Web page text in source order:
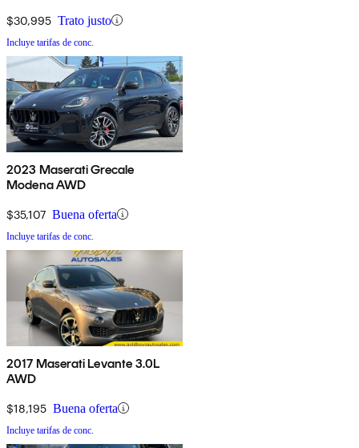
$30,995 Trato justo
Incluye tarifas de conc.
2023 Maserati Grecale
Modena AWD
$35,107 Buena oferta
Incluye tarifas de conc.
2017 Maserati Levante 3.0L
AWD
$18,195 Buena oferta
Incluye tarifas de conc.